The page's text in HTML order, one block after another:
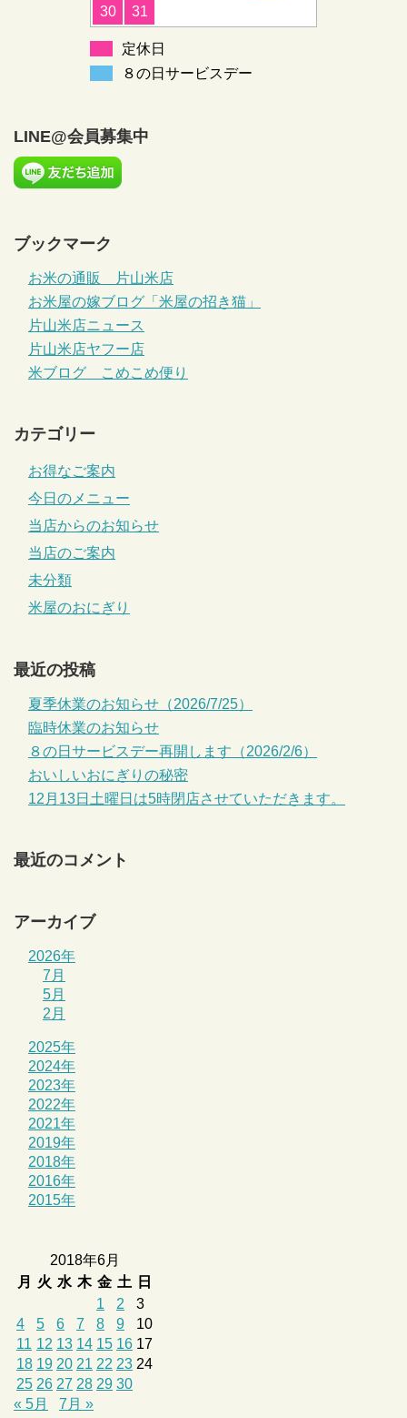
30
31
定休日
８の日サービスデー
LINE@会員募集中
ブックマーク
お米の通販 片山米店
お米屋の嫁ブログ「米屋の招き猫」
片山米店ニュース
片山米店ヤフー店
米ブログ こめこめ便り
カテゴリー
お得なご案内
今日のメニュー
当店からのお知らせ
当店のご案内
未分類
米屋のおにぎり
最近の投稿
夏季休業のお知らせ（2026/7/25）
臨時休業のお知らせ
８の日サービスデー再開します（2026/2/6）
おいしいおにぎりの秘密
12月13日土曜日は5時閉店させていただきます。
最近のコメント
アーカイブ
2026年
7月
5月
2月
2025年
2024年
2023年
2022年
2021年
2019年
2018年
2016年
2015年
2018年6月
月
火 水 木 金 土
日
1
2
3
4
5 6 7 8 9
10
11 12 13 14 15 16 17
18 19 20 21 22 23 24
25 26 27 28 29 30
« 5月
7月 »